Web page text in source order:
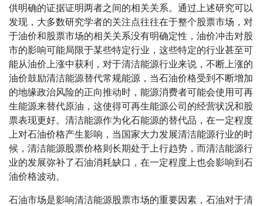
供明确的证据证明两者之间的相关关系。通过上述研究可以
发现，大多数研究学者的关注点往往在于整个股票市场，对
于油价和股票市场的相关关系没有明确定性，油价冲击对股
市的影响可能局限于某些特定行业，这些特定的行业甚至可
能从油价上涨中获利，对于清洁能源行业来说，不断上涨的
油价鼓励清洁能源替代常规能源，当石油价格受到不断增加
的地缘政治风险的正向推动时，能源消费者可能会使用可再
生能源来替代原油，这使得可再生能源公司的经营状况和股
票表现更好。清洁能源作为化石能源的替代品，在一定程度
上对石油价格产生影响，当国家大力发展清洁能源行业的时
候，清洁能源股票价格则长期处于上行趋势，而清洁能源行
业的发展弥补了石油消耗缺口，在一定程度上也会影响到石
油价格波动。
石油市场是影响清洁能源股票市场的重要因素，石油对于清